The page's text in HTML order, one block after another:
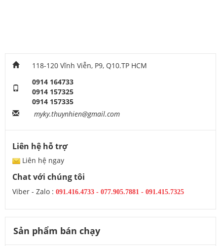
118-120 Vĩnh Viễn, P9, Q10.TP HCM
0914 164733
0914 157325
0914 157335
myky.thuynhien@gmail.com
Liên hệ hỗ trợ
Liên hệ ngay
Chat với chúng tôi
Viber - Zalo : 091.416.4733 - 077.905.7881 - 091.415.7325
Sản phẩm bán chạy